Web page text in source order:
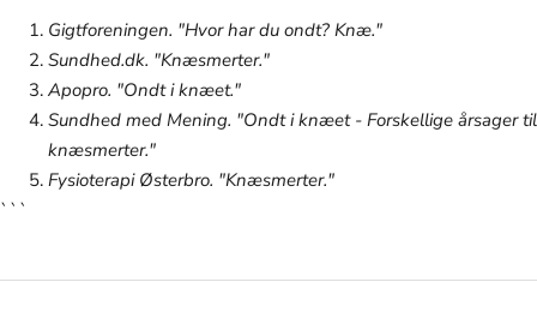
Gigtforeningen. "Hvor har du ondt? Knæ."
Sundhed.dk. "Knæsmerter."
Apopro. "Ondt i knæet."
Sundhed med Mening. "Ondt i knæet - Forskellige årsager til
knæsmerter."
Fysioterapi Østerbro. "Knæsmerter."
```